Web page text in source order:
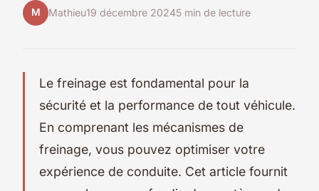
M Mathieu19 décembre 20245 min de lecture
Le freinage est fondamental pour la
sécurité et la performance de tout véhicule.
En comprenant les mécanismes de
freinage, vous pouvez optimiser votre
expérience de conduite. Cet article fournit